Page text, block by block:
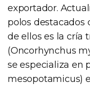
exportador.
polos destacados
de ellos es la cría
(Oncorhynchus
se especializa en
mesopotamicus)